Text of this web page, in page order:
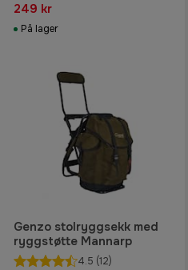
249 kr
På lager
Genzo stolryggsekk med
ryggstøtte Mannarp
4.5 (12)